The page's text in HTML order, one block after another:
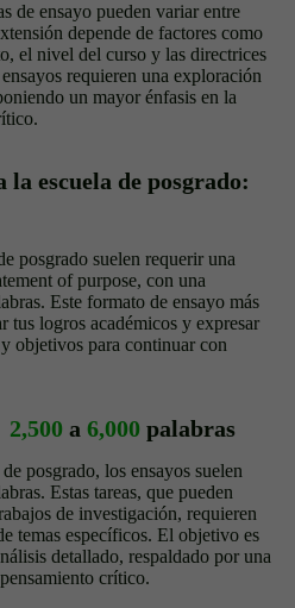
de ensayo pueden variar entre
depende de factores como
el nivel del curso y las directrices
requieren una exploración
un mayor énfasis en la
la escuela de posgrado:
posgrado suelen requerir una
of purpose, con una
Este formato de ensayo más
tus logros académicos y expresar
objetivos para continuar con
2,500 a 6,000 palabras
posgrado, los ensayos suelen
Estas tareas, que pueden
de investigación, requieren
temas específicos. El objetivo es
detallado, respaldado por una
crítico.